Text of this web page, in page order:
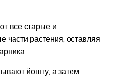
все старые и
части растения, оставляя
йошту, а затем